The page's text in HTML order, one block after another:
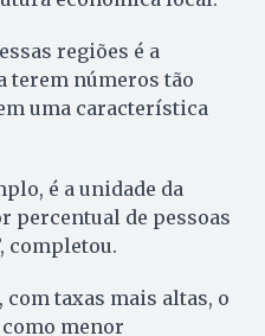
regiões é a
números tão
uma característica
é a unidade da
percentual de pessoas
completou.
com taxas mais altas, o
menor